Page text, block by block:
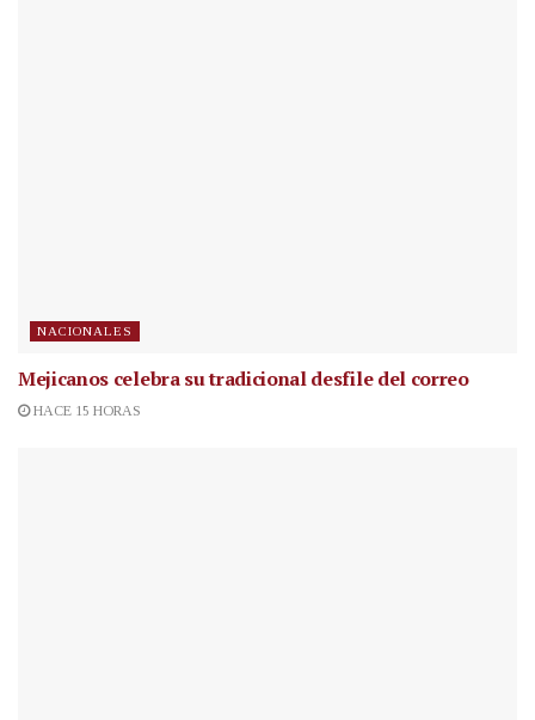
NACIONALES
Mejicanos celebra su tradicional desfile del correo
HACE 15 HORAS